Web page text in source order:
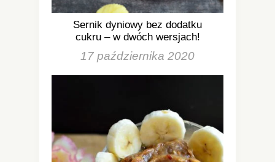
Sernik dyniowy bez dodatku
cukru – w dwóch wersjach!
17 października 2020